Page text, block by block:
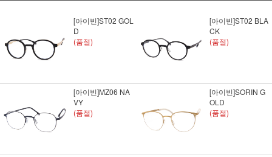
[아이빈]ST02 GOL
D
(품절)
[아이빈]ST02 BLA
CK
(품절)
[아이빈]MZ06 NA
VY
(품절)
[아이빈]SORIN G
OLD
(품절)